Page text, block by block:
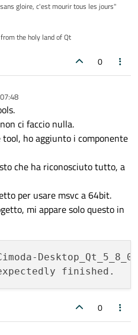
gloire, c'est mourir tous les jours"
the holy land of Qt
0
ci faccio nulla.
ho aggiunto i componente
che ha riconosciuto tutto, a
per usare msvc a 64bit.
mi appare solo questo in
0